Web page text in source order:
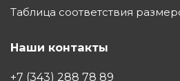
Таблица соответствия
Наши контакты
+7 (343) 288 78 89